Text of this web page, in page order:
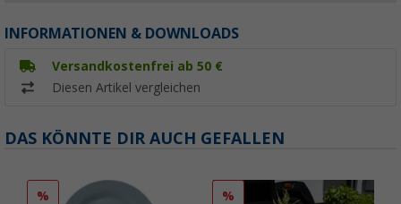
INFORMATIONEN & DOWNLOADS
Versandkostenfrei ab 50 €
Diesen Artikel vergleichen
DAS KÖNNTE DIR AUCH GEFALLEN
% %